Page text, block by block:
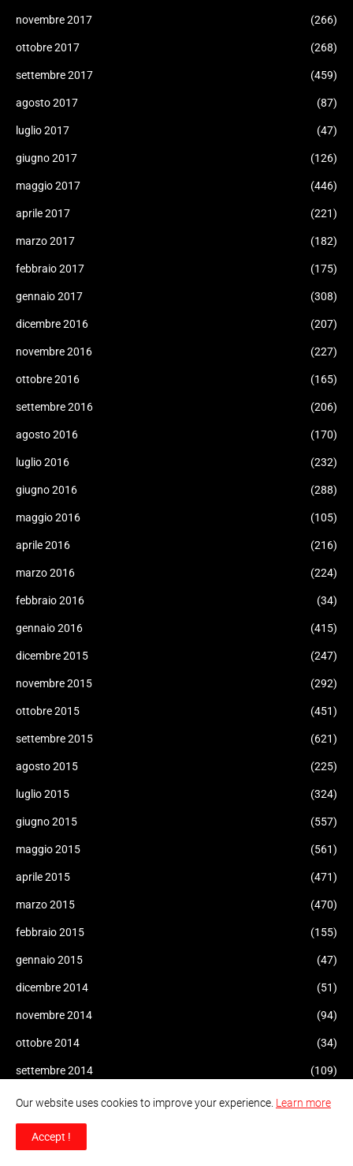
novembre 2017 (266)
ottobre 2017 (268)
settembre 2017 (459)
agosto 2017 (87)
luglio 2017 (47)
giugno 2017 (126)
maggio 2017 (446)
aprile 2017 (221)
marzo 2017 (182)
febbraio 2017 (175)
gennaio 2017 (308)
dicembre 2016 (207)
novembre 2016 (227)
ottobre 2016 (165)
settembre 2016 (206)
agosto 2016 (170)
luglio 2016 (232)
giugno 2016 (288)
maggio 2016 (105)
aprile 2016 (216)
marzo 2016 (224)
febbraio 2016 (34)
gennaio 2016 (415)
dicembre 2015 (247)
novembre 2015 (292)
ottobre 2015 (451)
settembre 2015 (621)
agosto 2015 (225)
luglio 2015 (324)
giugno 2015 (557)
maggio 2015 (561)
aprile 2015 (471)
marzo 2015 (470)
febbraio 2015 (155)
gennaio 2015 (47)
dicembre 2014 (51)
novembre 2014 (94)
ottobre 2014 (34)
settembre 2014 (109)
agosto 2014 (47)
luglio 2014
giugno 2014
Our website uses cookies to improve your experience. Learn more
Accept !